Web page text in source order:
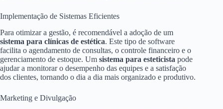
Implementação de Sistemas Eficientes
Para otimizar a gestão, é recomendável a adoção de um
sistema para clínicas de estética. Este tipo de software
facilita o agendamento de consultas, o controle financeiro e o
gerenciamento de estoque. Um sistema para esteticista pode
ajudar a monitorar o desempenho das equipes e a satisfação
dos clientes, tornando o dia a dia mais organizado e produtivo.
Marketing e Divulgação